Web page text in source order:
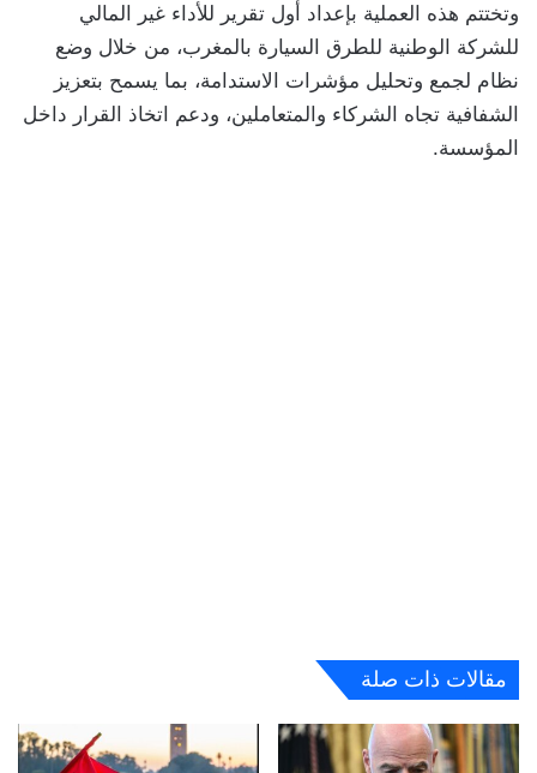
وتختتم هذه العملية بإعداد أول تقرير للأداء غير المالي
للشركة الوطنية للطرق السيارة بالمغرب، من خلال وضع
نظام لجمع وتحليل مؤشرات الاستدامة، بما يسمح بتعزيز
الشفافية تجاه الشركاء والمتعاملين، ودعم اتخاذ القرار داخل
المؤسسة.
مقالات ذات صلة